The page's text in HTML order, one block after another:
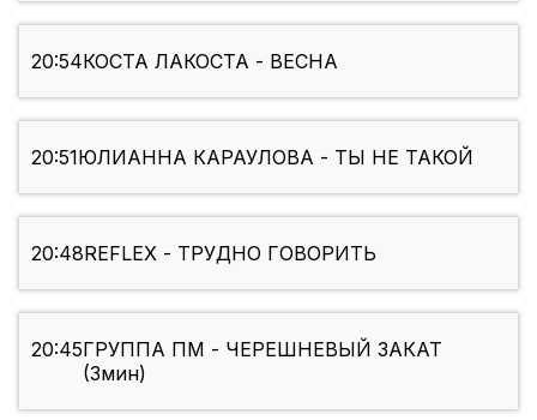
20:54КОСТА ЛАКОСТА - ВЕСНА
20:51ЮЛИАННА КАРАУЛОВА - ТЫ НЕ ТАКОЙ
20:48REFLEX - ТРУДНО ГОВОРИТЬ
20:45ГРУППА ПМ - ЧЕРЕШНЕВЫЙ ЗАКАТ
(3мин)